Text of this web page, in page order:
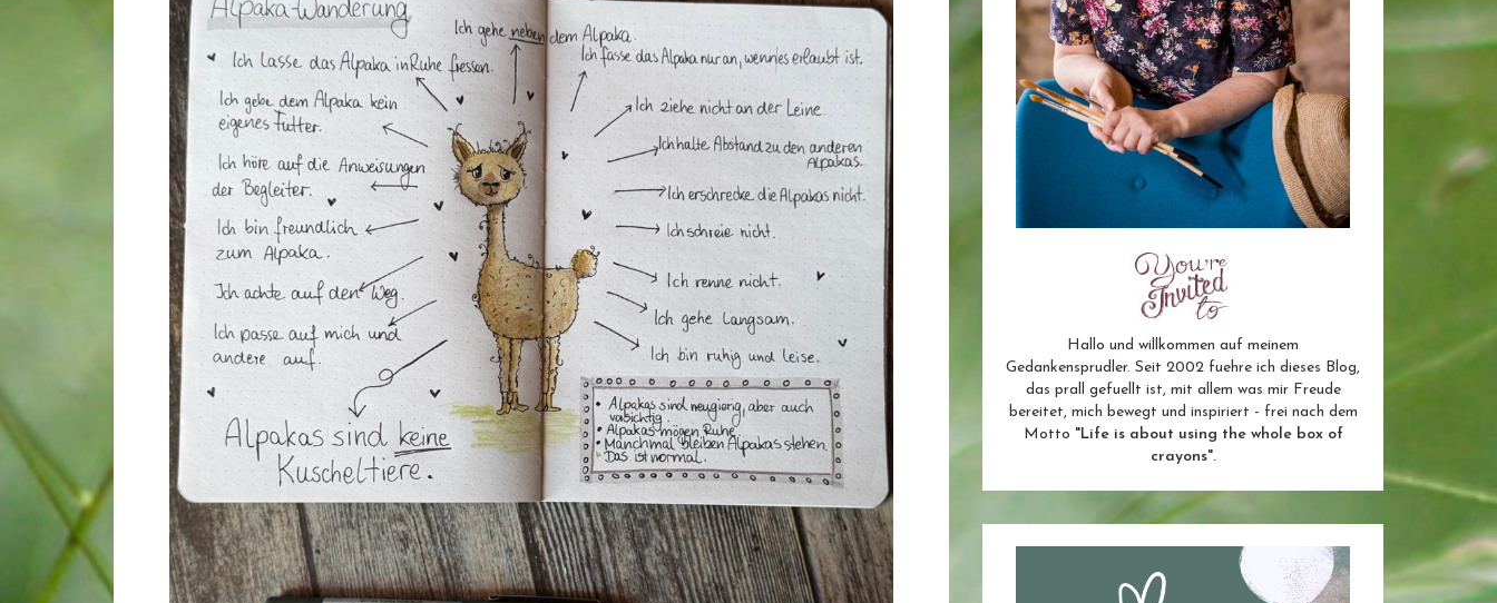
Hallo und willkommen auf meinem
Gedankensprudler. Seit 2002 fuehre ich dieses Blog,
das prall gefuellt ist, mit allem was mir Freude
bereitet, mich bewegt und inspiriert - frei nach dem
Motto "Life is about using the whole box of
crayons".